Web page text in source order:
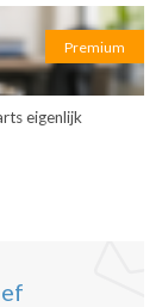
Premium
eigenlijk